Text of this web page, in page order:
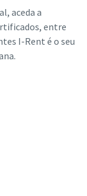
aceda a
entre
I-Rent é o seu